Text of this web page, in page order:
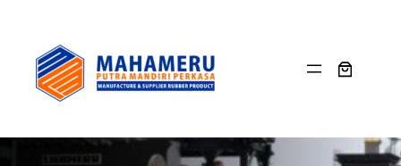
content